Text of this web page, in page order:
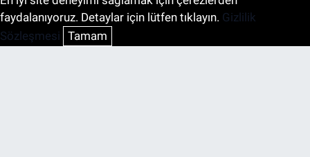
faydalanıyoruz. Detaylar için lütfen tıklayın. Gizlilik
Sözleşmesi Tamam